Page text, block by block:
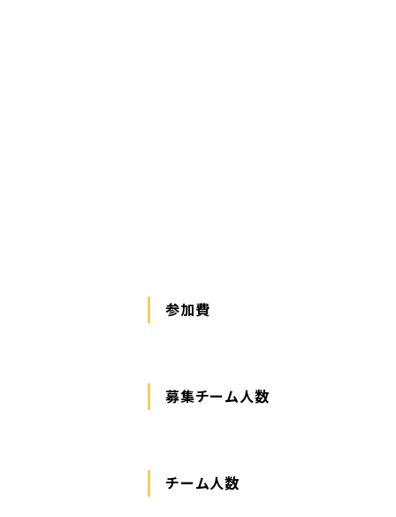
参加費
募集チーム人数
チーム人数